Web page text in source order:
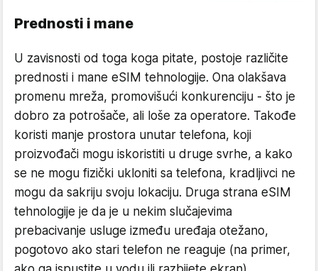
Prednosti i mane
U zavisnosti od toga koga pitate, postoje različite
prednosti i mane eSIM tehnologije. Ona olakšava
promenu mreža, promovišući konkurenciju - što je
dobro za potrošače, ali loše za operatore. Takođe
koristi manje prostora unutar telefona, koji
proizvođači mogu iskoristiti u druge svrhe, a kako
se ne mogu fizički ukloniti sa telefona, kradljivci ne
mogu da sakriju svoju lokaciju. Druga strana eSIM
tehnologije je da je u nekim slučajevima
prebacivanje usluge između uređaja otežano,
pogotovo ako stari telefon ne reaguje (na primer,